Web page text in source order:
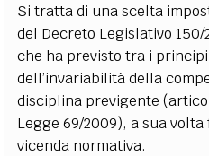
Si tratta di una scelta
del Decreto Legislativo
che ha previsto tra i
dell’invariabilità della
disciplina previgente
Legge 69/2009), a sua
vicenda normativa.